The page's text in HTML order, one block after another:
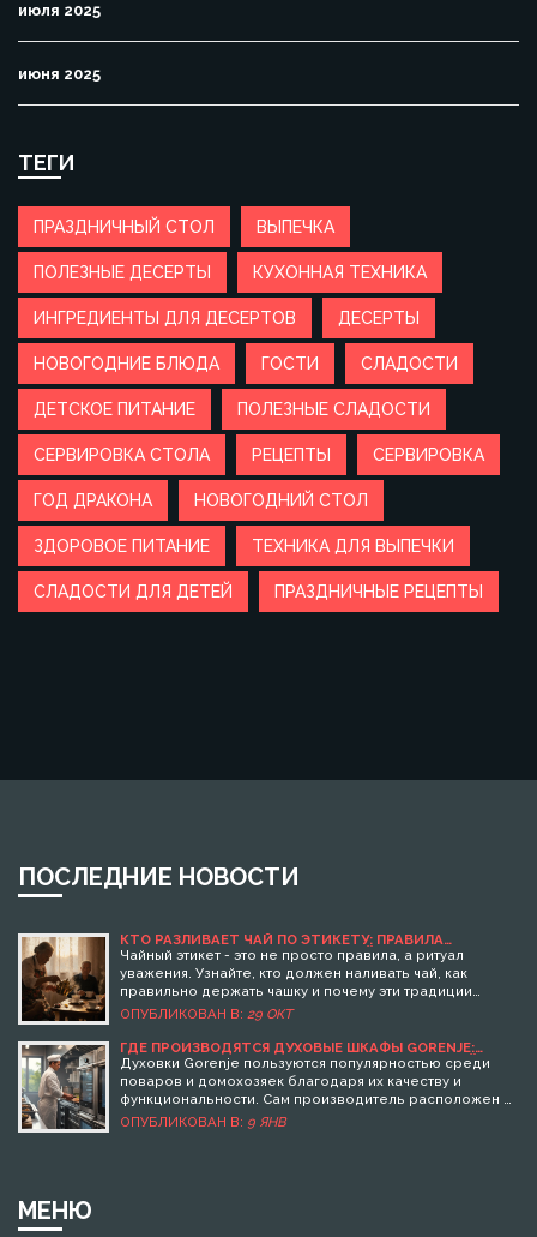
июля 2025
июня 2025
ТЕГИ
ПРАЗДНИЧНЫЙ СТОЛ ВЫПЕЧКА
ПОЛЕЗНЫЕ ДЕСЕРТЫ КУХОННАЯ ТЕХНИКА
ИНГРЕДИЕНТЫ ДЛЯ ДЕСЕРТОВ ДЕСЕРТЫ
НОВОГОДНИЕ БЛЮДА ГОСТИ СЛАДОСТИ
ДЕТСКОЕ ПИТАНИЕ ПОЛЕЗНЫЕ СЛАДОСТИ
СЕРВИРОВКА СТОЛА РЕЦЕПТЫ СЕРВИРОВКА
ГОД ДРАКОНА НОВОГОДНИЙ СТОЛ
ЗДОРОВОЕ ПИТАНИЕ ТЕХНИКА ДЛЯ ВЫПЕЧКИ
СЛАДОСТИ ДЛЯ ДЕТЕЙ ПРАЗДНИЧНЫЕ РЕЦЕПТЫ
ПОСЛЕДНИЕ НОВОСТИ
КТО РАЗЛИВАЕТ ЧАЙ ПО ЭТИКЕТУ: ПРАВИЛА
СЕРВИРОВКИ И ТРАДИЦИИ ЗА ЧАЙНЫМ СТОЛОМ
Чайный этикет - это не просто правила, а ритуал
уважения. Узнайте, кто должен наливать чай, как
правильно держать чашку и почему эти традиции
важны даже сегодня.
ОПУБЛИКОВАН В: 29 ОКТ
ГДЕ ПРОИЗВОДЯТСЯ ДУХОВЫЕ ШКАФЫ GORENJE:
ИССЛЕДОВАНИЕ ПРОИЗВОДСТВА И ТЕХНОЛОГИЙ
Духовки Gorenje пользуются популярностью среди
поваров и домохозяек благодаря их качеству и
функциональности. Сам производитель расположен в
Словении и использует передовые технологии в
ОПУБЛИКОВАН В: 9 ЯНВ
МЕНЮ